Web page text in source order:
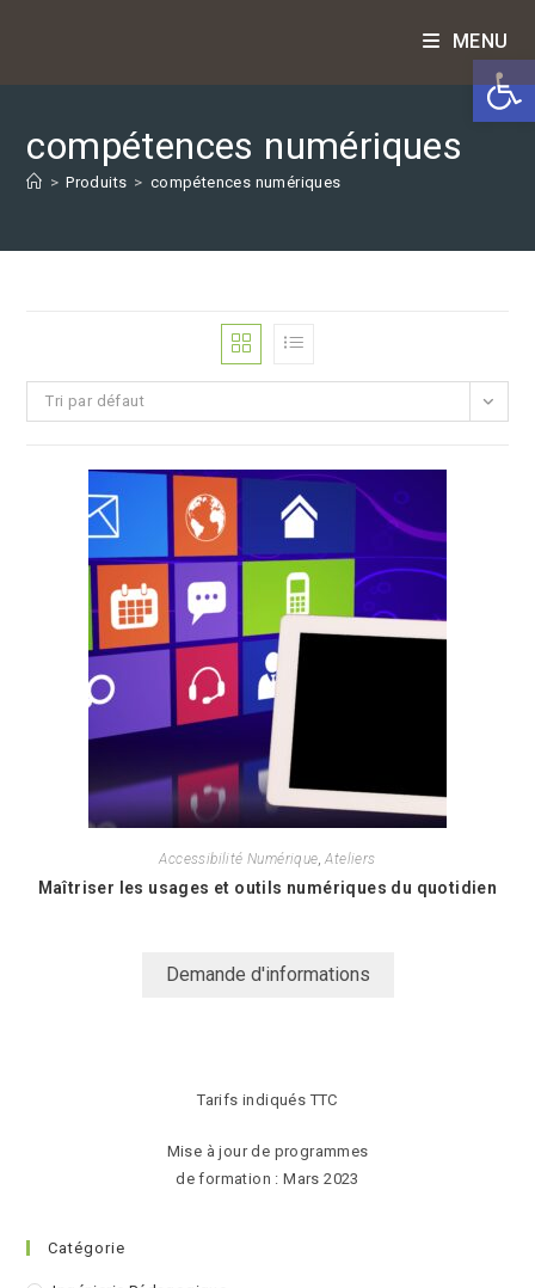
MENU
compétences numériques
> Produits > compétences numériques
Tri par défaut
Accessibilité Numérique,Ateliers
Maîtriser les usages et outils numériques du quotidien
Demande d'informations
Tarifs indiqués TTC
Mise à jour de programmes
de formation : Mars 2023
Catégorie